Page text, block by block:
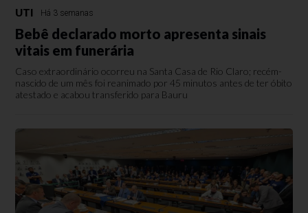
UTI Há 3 semanas
Bebê declarado morto apresenta sinais
vitais em funerária
Caso extraordinário ocorreu na Santa Casa de Rio Claro; recém-
nascido de um mês foi reanimado por 45 minutos antes de ter óbito
atestado e acabou transferido para Bauru